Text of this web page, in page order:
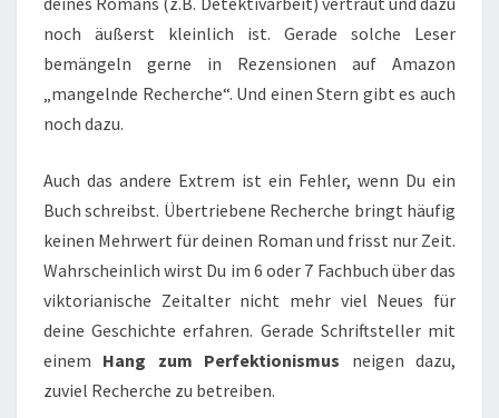
noch äußerst kleinlich ist. Gerade solche Leser
bemängeln gerne in Rezensionen auf Amazon
„mangelnde Recherche“. Und einen Stern gibt es auch
noch dazu.
Auch das andere Extrem ist ein Fehler, wenn Du ein
Buch schreibst. Übertriebene Recherche bringt häufig
keinen Mehrwert für deinen Roman und frisst nur Zeit.
Wahrscheinlich wirst Du im 6 oder 7 Fachbuch über das
viktorianische Zeitalter nicht mehr viel Neues für
deine Geschichte erfahren. Gerade Schriftsteller mit
einem Hang zum Perfektionismus neigen dazu,
zuviel Recherche zu betreiben.